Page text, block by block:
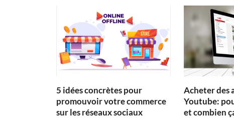
5 idées concrètes pour
promouvoir votre commerce
sur les réseaux sociaux
Acheter des
Youtube:
et combien